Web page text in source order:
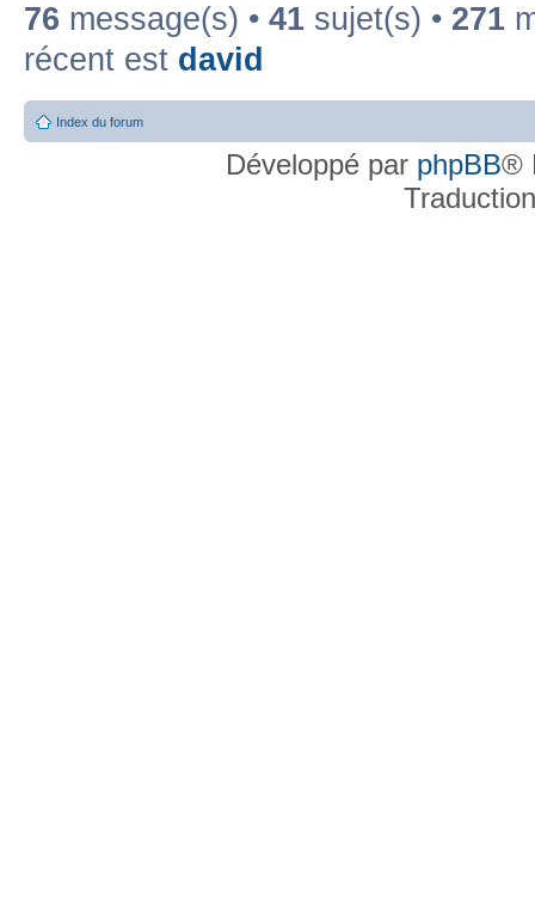
76 message(s) • 41 sujet(s) • 271
récent est david
Index du forum
Développé par phpBB®